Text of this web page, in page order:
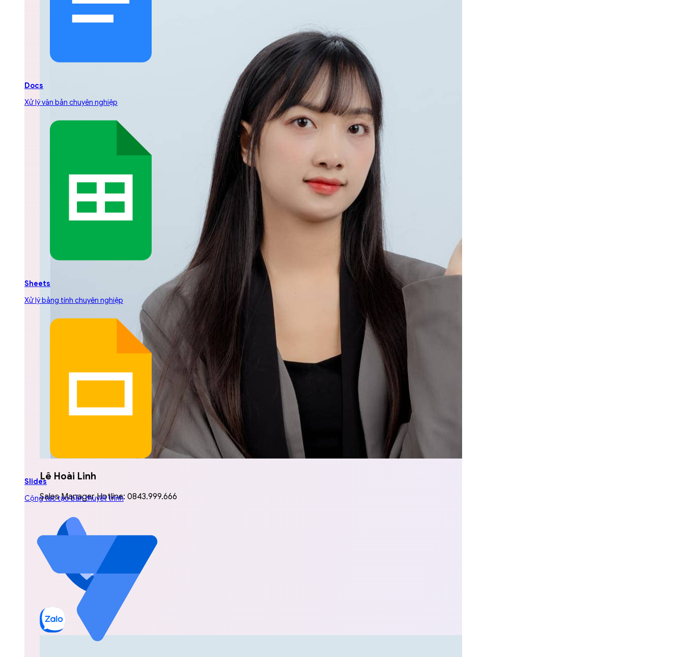
Lê Hoài Linh
Sales Manager Hotline: 0843.999.666
Docs
Xử lý văn bản chuyên nghiệp
Sheets
Xử lý bảng tính chuyên nghiệp
Slides
Cộng tác tạo bản thuyết trình